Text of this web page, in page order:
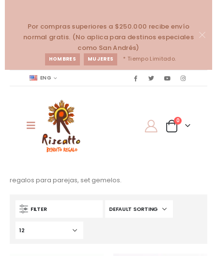
Por compras superiores a $250.000 recibe envío
normal gratis. (No aplica para destinos especiales
como San Andrés)
HOMBRES MUJERES * Tiempo Limitado.
ENG
0
regalos para parejas, set gemelos.
FILTER